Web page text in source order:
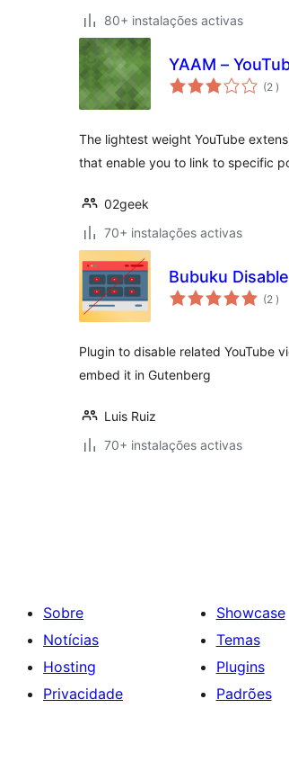
80+ instalações activas
YAAM –
(2 )
The lightest weight YouTube
that enable you to link to specific
02geek
70+ instalações activas
Bubuku
(2 )
Plugin to disable related YouTube
embed it in Gutenberg
Luis Ruiz
70+ instalações activas
Sobre
Notícias
Hosting
Privacidade
Showcase
Temas
Plugins
Padrões